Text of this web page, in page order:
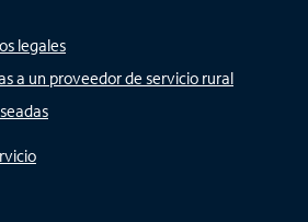
legales
a un proveedor de servicio rural